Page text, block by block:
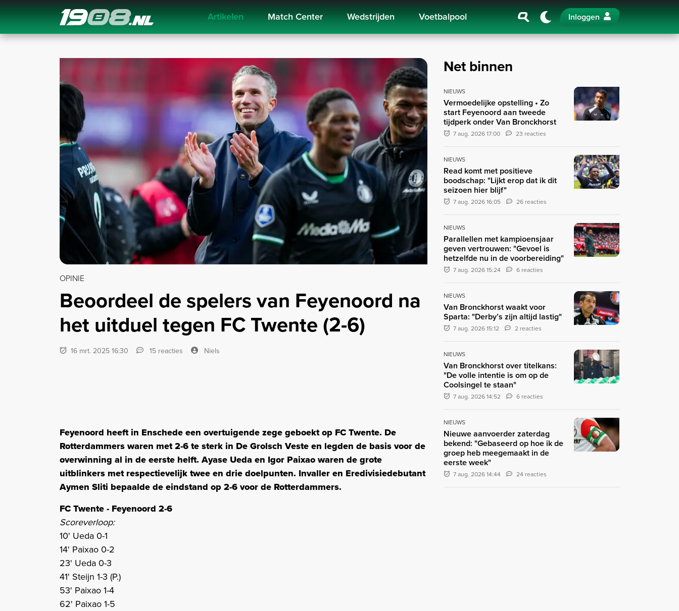
Navigation Artikelen Match Center Wedstrijden Voetbalpool Inloggen
OPINIE
Beoordeel de spelers van Feyenoord na
het uitduel tegen FC Twente (2-6)
16 mrt. 2025 16:30 15 reacties Niels
Feyenoord heeft in Enschede een overtuigende zege geboekt op FC Twente. De
Rotterdammers waren met 2-6 te sterk in De Grolsch Veste en legden de basis voor de
overwinning al in de eerste helft. Ayase Ueda en Igor Paixao waren de grote
uitblinkers met respectievelijk twee en drie doelpunten. Invaller en Eredivisiedebutant
Aymen Sliti bepaalde de eindstand op 2-6 voor de Rotterdammers.
FC Twente - Feyenoord 2-6
Scoreverloop:
10' Ueda 0-1
14' Paixao 0-2
23' Ueda 0-3
41' Steijn 1-3 (P.)
53' Paixao 1-4
62' Paixao 1-5
Net binnen
NIEUWS
Vermoedelijke opstelling • Zo
start Feyenoord aan tweede
tijdperk onder Van Bronckhorst
7 aug. 2026 17:00 23 reacties
NIEUWS
Read komt met positieve
boodschap: "Lijkt erop dat ik dit
seizoen hier blijf"
7 aug. 2026 16:05 26 reacties
NIEUWS
Parallellen met kampioensjaar
geven vertrouwen: "Gevoel is
hetzelfde nu in de voorbereiding"
7 aug. 2026 15:24 6 reacties
NIEUWS
Van Bronckhorst waakt voor
Sparta: "Derby’s zijn altijd lastig"
7 aug. 2026 15:12 2 reacties
NIEUWS
Van Bronckhorst over titelkans:
"De volle intentie is om op de
Coolsingel te staan"
7 aug. 2026 14:52 6 reacties
NIEUWS
Nieuwe aanvoerder zaterdag
bekend: "Gebaseerd op hoe ik de
groep heb meegemaakt in de
eerste week"
7 aug. 2026 14:44 24 reacties